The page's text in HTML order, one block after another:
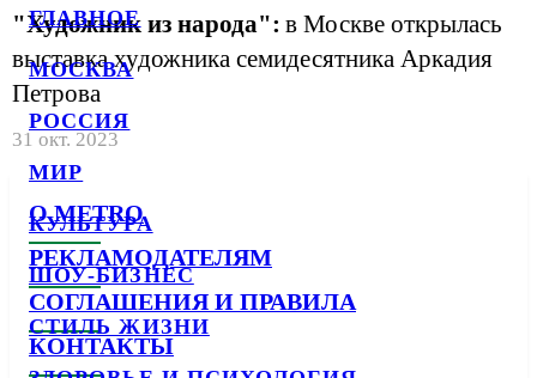
ГЛАВНОЕ
МОСКВА
РОССИЯ
МИР
КУЛЬТУРА
ШОУ-БИЗНЕС
СТИЛЬ ЖИЗНИ
"Художник из народа": в Москве открылась
выставка художника семидесятника Аркадия
Петрова
31 окт. 2023
О METRO
РЕКЛАМОДАТЕЛЯМ
СОГЛАШЕНИЯ И ПРАВИЛА
КОНТАКТЫ